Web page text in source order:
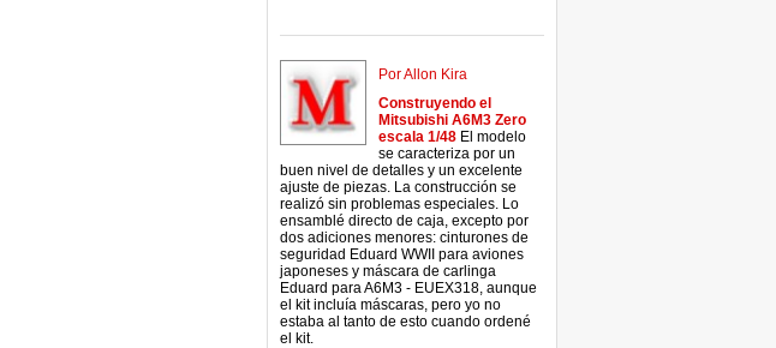
Por Allon Kira
Construyendo el
Mitsubishi A6M3 Zero
escala 1/48 El modelo
se caracteriza por un
buen nivel de detalles y un excelente
ajuste de piezas. La construcción se
realizó sin problemas especiales. Lo
ensamblé directo de caja, excepto por
dos adiciones menores: cinturones de
seguridad Eduard WWII para aviones
japoneses y máscara de carlinga
Eduard para A6M3 - EUEX318, aunque
el kit incluía máscaras, pero yo no
estaba al tanto de esto cuando ordené
el kit.